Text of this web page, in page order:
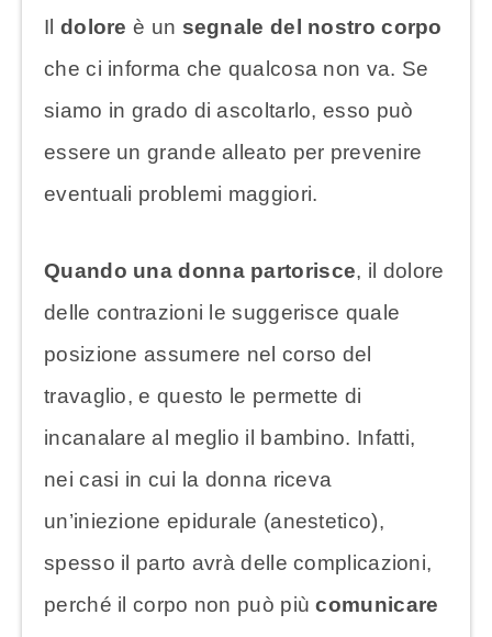
Il dolore è un segnale del nostro corpo
che ci informa che qualcosa non va. Se
siamo in grado di ascoltarlo, esso può
essere un grande alleato per prevenire
eventuali problemi maggiori.
Quando una donna partorisce, il dolore
delle contrazioni le suggerisce quale
posizione assumere nel corso del
travaglio, e questo le permette di
incanalare al meglio il bambino. Infatti,
nei casi in cui la donna riceva
un’iniezione epidurale (anestetico),
spesso il parto avrà delle complicazioni,
perché il corpo non può piùcomunicare